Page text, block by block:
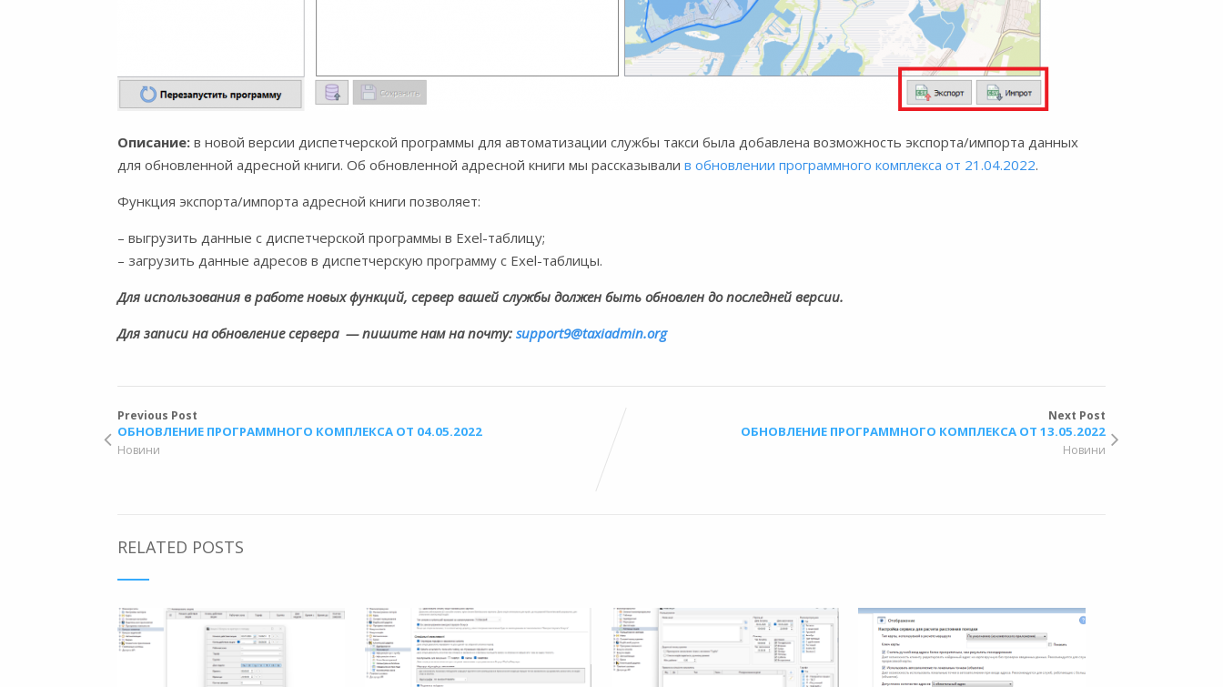
Описание: в новой версии диспетчерской программы для автоматизации службы такси была добавлена возможность экспорта/импорта данных
для обновленной адресной книги. Об обновленной адресной книги мы рассказывалив обновлении программного комплекса от 21.04.2022.
Функция экспорта/импорта адресной книги позволяет:
– выгрузить данные с диспетчерской программы в Exel-таблицу;
– загрузить данные адресов в диспетчерскую программу с Exel-таблицы.
Для использования в работе новых функций, сервер вашей службы должен быть обновлен до последней версии.
Для записи на обновление сервера— пишите нам на почту:support9@taxiadmin.org
Previous Post
ОБНОВЛЕНИЕ ПРОГРАММНОГО КОМПЛЕКСА ОТ 04.05.2022
Новини
Next Post
ОБНОВЛЕНИЕ ПРОГРАММНОГО КОМПЛЕКСА ОТ 13.05.2022
Новини
RELATED POSTS